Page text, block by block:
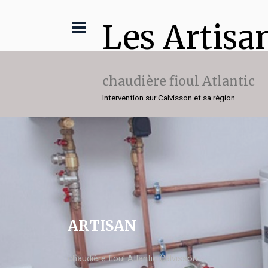
Les
chaudière fioul Atlantic
Intervention sur Calvisson et sa région
ARTISAN
chaudière fioul Atlantic Calvisson